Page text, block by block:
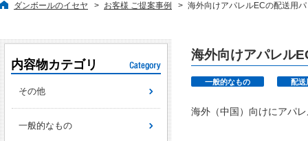
ダンボールのイセヤ お客様 ご提案事例 海外向けアパレルECの配送用
海外向けアパレル
一般的なもの 配送
海外（中国）向けにアパ
内容物カテゴリ
その他
一般的なもの